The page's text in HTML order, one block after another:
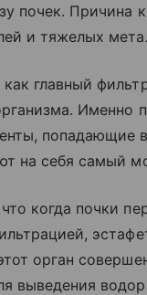
почек. Причина
и тяжелых
главный
Именно
попадающие
на себя самый
когда почки
орган
выведения